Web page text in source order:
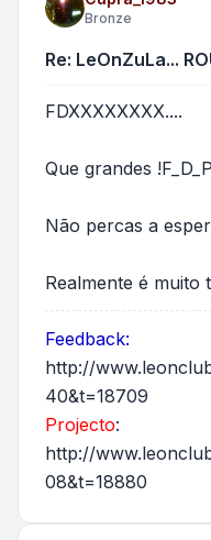
Bronze
Re: LeOnZuLa...
FDXXXXXXXX....
Que grandes
Não percas a
Realmente é muito
Feedback:
http://
40&t=18709
Projecto:
http://
08&t=18880